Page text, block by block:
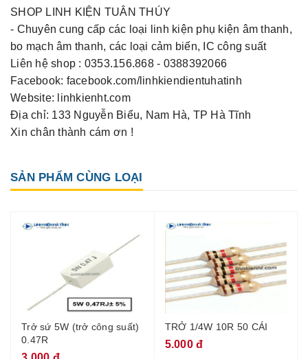
SHOP LINH KIỆN TUÂN THÚY
- Chuyên cung cấp các loại linh kiện phụ kiện âm thanh,
bo mạch âm thanh, các loại cảm biến, IC công suất
Liên hệ shop : 0353.156.868 - 0388392066
Facebook: facebook.com/linhkiendientuhatinh
Website: linhkienht.com
Địa chỉ: 133 Nguyễn Biểu, Nam Hà, TP Hà Tĩnh
Xin chân thành cám ơn !
SẢN PHẨM CÙNG LOẠI
Trở sứ 5W (trở công suất)
0.47R
TRỞ 1/4W 10R 50 CÁI
5.000 đ